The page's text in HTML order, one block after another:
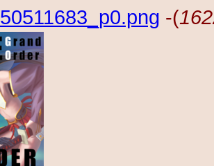
50511683_p0.png -(